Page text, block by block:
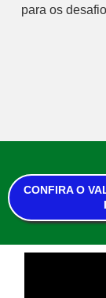
para os
CONFIRA O